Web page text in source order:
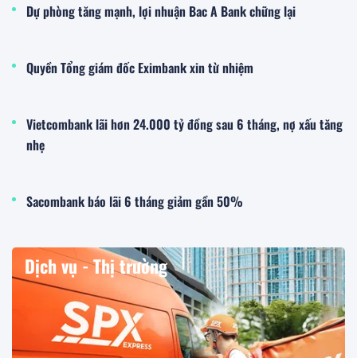
Dự phòng tăng mạnh, lợi nhuận Bac A Bank chững lại
Quyền Tổng giám đốc Eximbank xin từ nhiệm
Vietcombank lãi hơn 24.000 tỷ đồng sau 6 tháng, nợ xấu tăng
nhẹ
Sacombank báo lãi 6 tháng giảm gần 50%
Dịch vụ - Thị trường